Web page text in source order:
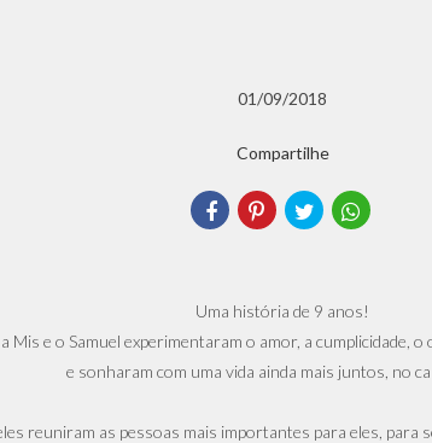
01/09/2018
Compartilhe
Uma história de 9 anos!
Mis e o Samuel experimentaram o amor, a cumplicidade,
e sonharam com uma vida ainda mais juntos, no
reuniram as pessoas mais importantes para eles, para